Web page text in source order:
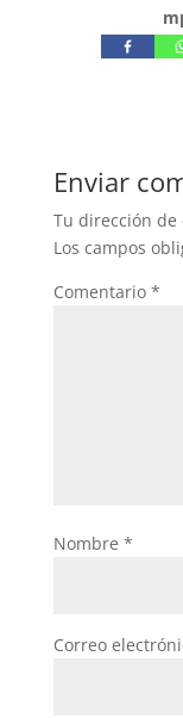
Enviar
Tu dirección
Los campos
Comentario *
Nombre *
Correo